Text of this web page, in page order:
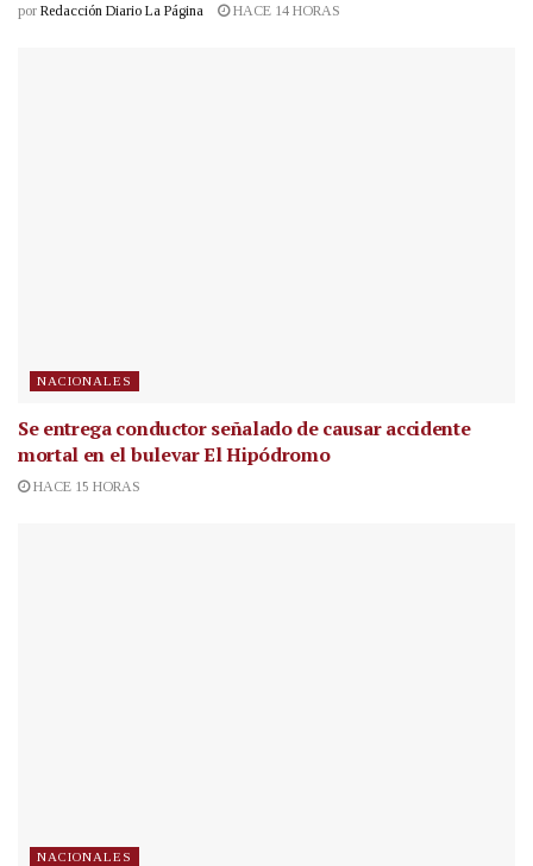
por Redacción Diario La Página HACE 14 HORAS
NACIONALES
Se entrega conductor señalado de causar accidente
mortal en el bulevar El Hipódromo
HACE 15 HORAS
NACIONALES